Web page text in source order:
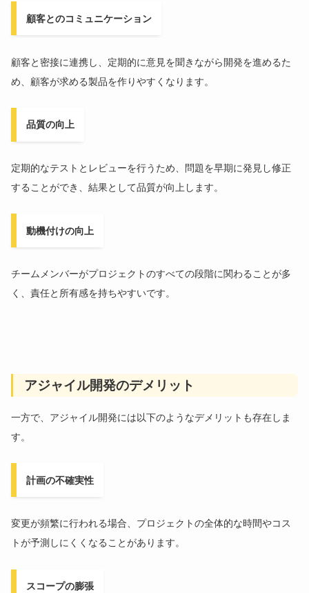
顧客とのコミュニケーション
顧客と密接に連携し、定期的に意見を聞きながら開発を進めるた
め、顧客が求める製品を作りやすくなります。
品質の向上
定期的なテストとレビューを行うため、問題を早期に発見し修正
することができ、結果として品質が向上します。
動機付けの向上
チームメンバーがプロジェクトのすべての段階に関わることが多
く、責任と所有感を持ちやすいです。
アジャイル開発のデメリット
一方で、アジャイル開発には以下のようなデメリットも存在しま
す。
計画の不確実性
変更が頻繁に行われる場合、プロジェクトの全体的な時間やコス
トが予測しにくくなることがあります。
スコープの膨張